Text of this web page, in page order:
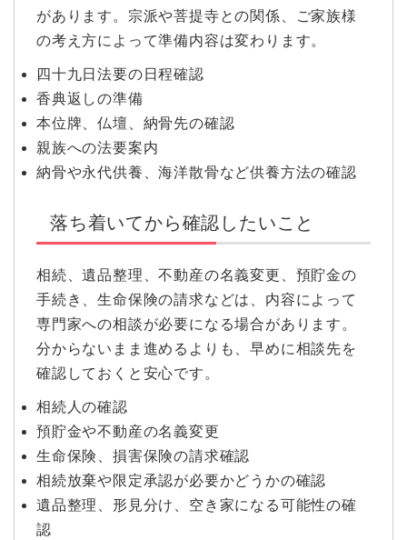
があります。宗派や菩提寺との関係、ご家族様
の考え方によって準備内容は変わります。
四十九日法要の日程確認
香典返しの準備
本位牌、仏壇、納骨先の確認
親族への法要案内
納骨や永代供養、海洋散骨など供養方法の確認
落ち着いてから確認したいこと
相続、遺品整理、不動産の名義変更、預貯金の
手続き、生命保険の請求などは、内容によって
専門家への相談が必要になる場合があります。
分からないまま進めるよりも、早めに相談先を
確認しておくと安心です。
相続人の確認
預貯金や不動産の名義変更
生命保険、損害保険の請求確認
相続放棄や限定承認が必要かどうかの確認
遺品整理、形見分け、空き家になる可能性の確
認